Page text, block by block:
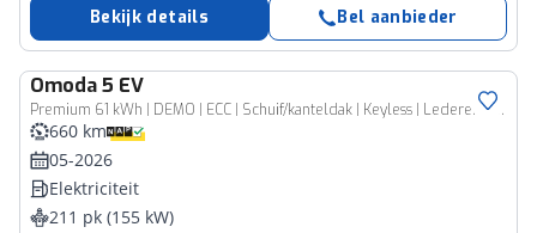
Bekijk details Bel aanbieder
Omoda5 EV
Premium 61 kWh | DEMO | ECC | Schuif/kanteldak | Keyless | Lederen bekleding | Stoel & Stuurverwarming | Navigatie | 7 Jaar fabrieksgarantie
660 km
05-2026
Elektriciteit
211 pk (155 kW)